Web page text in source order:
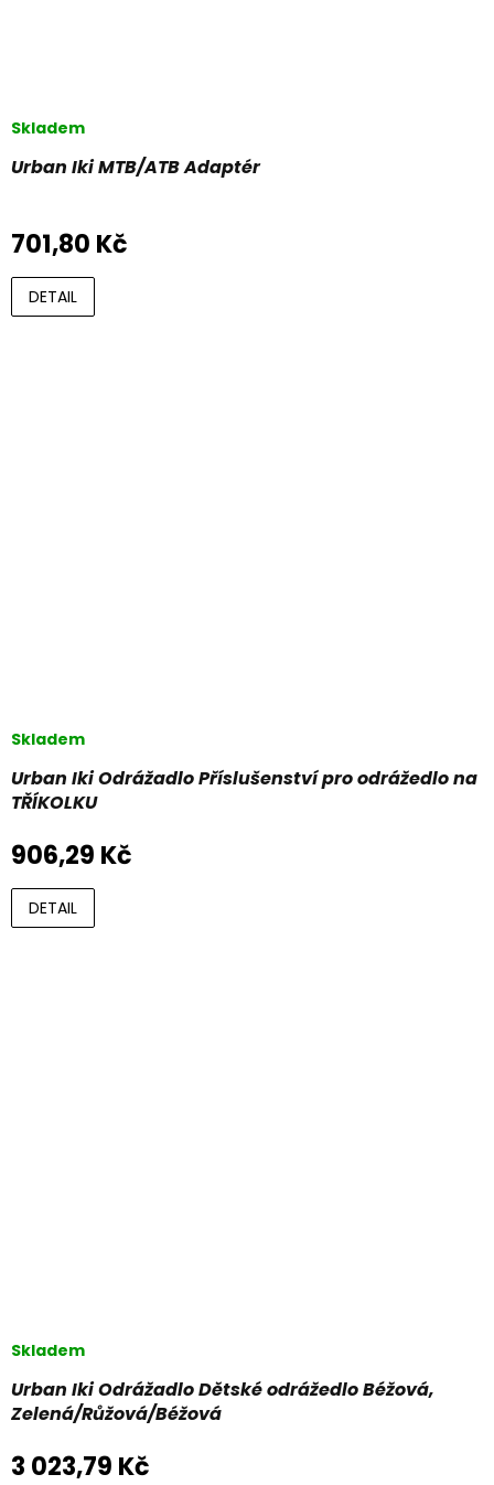
Urban Iki MTB/ATB Adaptér
Skladem
701,80 Kč
DETAIL
Urban Iki Odrážadlo Příslušenství pro odrážedlo na
TŘÍKOLKU
Skladem
906,29 Kč
DETAIL
Urban Iki Odrážadlo Dětské odrážedlo Béžová,
Zelená/Růžová/Béžová
Skladem
3 023,79 Kč